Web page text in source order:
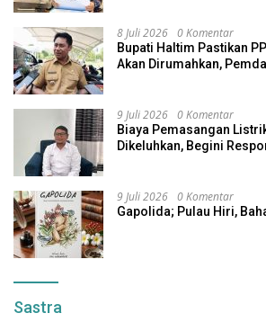
8 Juli 2026 0 Komentar
Bupati Haltim Pastikan
Akan Dirumahkan,
9 Juli 2026 0 Komentar
Biaya Pemasangan
Dikeluhkan, Begini
9 Juli 2026 0 Komentar
Gapolida; Pulau Hiri,
Sastra